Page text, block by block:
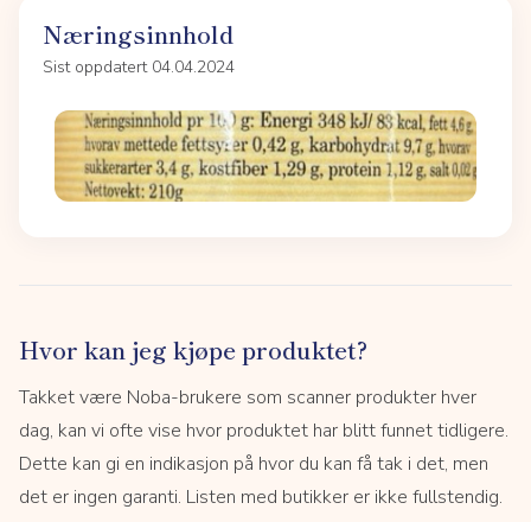
Næringsinnhold
Sist oppdatert 04.04.2024
Hvor kan jeg kjøpe produktet?
Takket være Noba-brukere som scanner produkter hver
dag, kan vi ofte vise hvor produktet har blitt funnet tidligere.
Dette kan gi en indikasjon på hvor du kan få tak i det, men
det er ingen garanti. Listen med butikker er ikke fullstendig.